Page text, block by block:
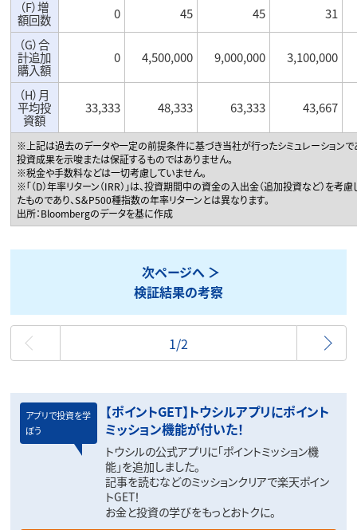
（F）増
額回数 0 45 45
31
（G）合
計追加
購入額
0 4,500,000 9,000,000 3,100,000
（H）月
平均投
資額
33,333 48,333 63,333 43,667
※上記は過去のデータや一定の前提条件に基づき当社が行ったシミュレーションで
投資成果を示唆または保証するものではありません。
※税金や手数料などは一切考慮していません。
※「（D）年率リターン（IRR）」は、投資期間中の資金の入出金（追加投資など）を考
たものであり、S＆P500種指数の年率リターンとは異なります。
出所：Bloombergのデータを基に作成
次ページへ
検証結果の考察
最初
1/2
アプリで投資を学
ぼう
【ポイントGET】トウシルアプリにポイント
ミッション機能が付いた！
トウシルの公式アプリに「ポイントミッション機
能」を追加しました。
記事を読むなどのミッションクリアで楽天ポイン
トGET！
お金と投資の学びをもっとおトクに。